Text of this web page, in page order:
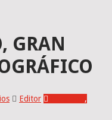
GRAN
Editor
,